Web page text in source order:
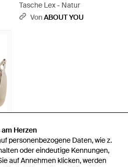
Herzen
personenbezogene Daten, wie z.
oder eindeutige Kennungen,
auf Annehmen klicken, werden
Herzen
personenbezogene Daten, wie z.
oder eindeutige Kennungen,
auf Annehmen klicken, werden
Tasche Lex - Natur
VonABOUT YOU